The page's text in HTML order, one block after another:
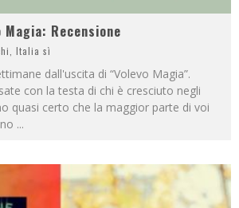
Magia: Recensione
, Italia sì
dall'uscita di “Volevo Magia”.
con la testa di chi è cresciuto negli
quasi certo che la maggior parte di voi
...